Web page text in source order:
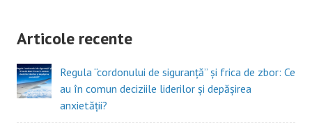
Articole recente
Regula “cordonului de siguranță” și frica de zbor: Ce
au în comun deciziile liderilor și depășirea
anxietății?